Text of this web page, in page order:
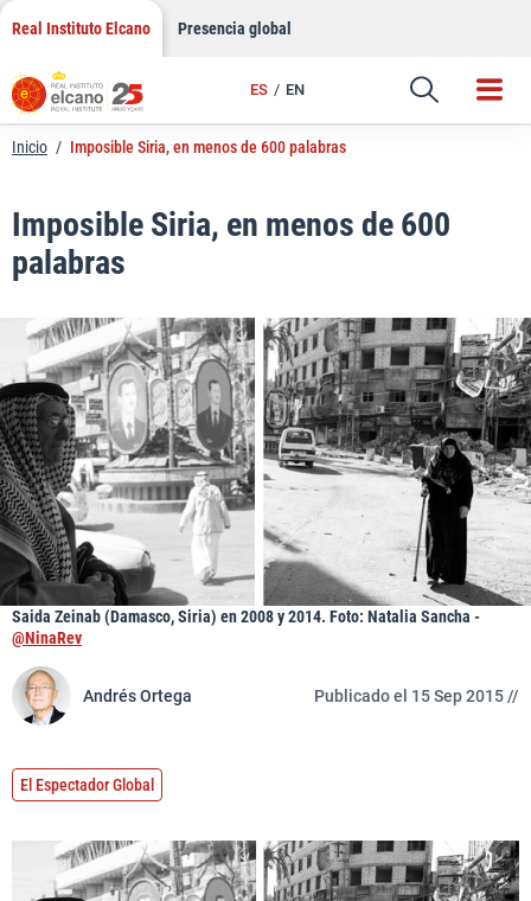
Saltar
contenido
Real Instituto Elcano Presencia global
ES EN
Enlace
Inicio / Imposible Siria, en menos de 600 palabras
Imposible Siria, en menos de 600
palabras
Saida Zeinab (Damasco, Siria) en 2008 y 2014. Foto: Natalia Sancha -
@NinaRev
Andrés Ortega Publicado el 15 Sep 2015 //
El Espectador Global